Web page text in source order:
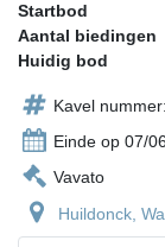
Startbod
Aantal biedingen
Huidig bod
Kavel
Einde op 07/
Vavato
Huildonck,